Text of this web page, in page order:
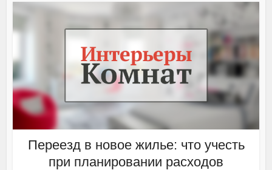
Переезд в новое жилье: что учесть
при планировании расходов